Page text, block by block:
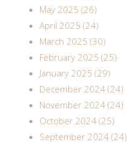
May 2025 (26)
April 2025 (24)
March 2025 (30)
February 2025 (25)
January 2025 (29)
December 2024 (24)
November 2024 (24)
October 2024 (25)
September 2024 (24)